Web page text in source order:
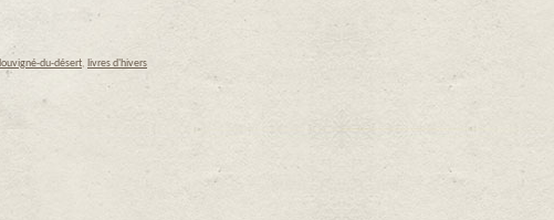
louvigné-du-désert, livres d'hivers